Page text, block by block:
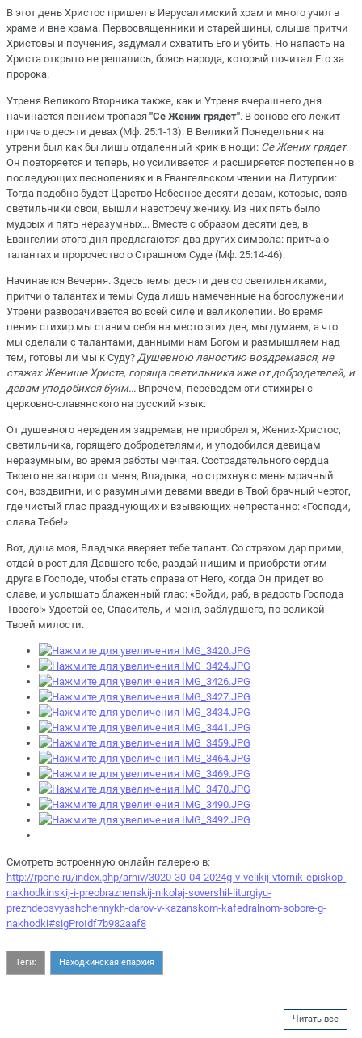
В этот день Христос пришел в Иерусалимский храм и много учил в
храме и вне храма. Первосвященники и старейшины, слыша притчи
Христовы и поучения, задумали схватить Его и убить. Но напасть на
Христа открыто не решались, боясь народа, который почитал Его за
пророка.
Утреня Великого Вторника также, как и Утреня вчерашнего дня
начинается пением тропаря "Се Жених грядет". В основе его лежит
притча о десяти девах (Мф. 25:1-13). В Великий Понедельник на
утрени был как бы лишь отдаленный крик в нощи: Се Жених грядет.
Он повторяется и теперь, но усиливается и расширяется постепенно в
последующих песнопениях и в Евангельском чтении на Литургии:
Тогда подобно будет Царство Небесное десяти девам, которые, взяв
светильники свои, вышли навстречу жениху. Из них пять было
мудрых и пять неразумных... Вместе с образом десяти дев, в
Евангелии этого дня предлагаются два других символа: притча о
талантах и пророчество о Страшном Суде (Мф. 25:14-46).
Начинается Вечерня. Здесь темы десяти дев со светильниками,
притчи о талантах и темы Суда лишь намеченные на богослужении
Утрени разворачивается во всей силе и великолепии. Во время
пения стихир мы ставим себя на место этих дев, мы думаем, а что
мы сделали с талантами, данными нам Богом и размышляем над
тем, готовы ли мы к Суду? Душевною леностию воздремався, не
стяжах Женише Христе, горяща светильника иже от добродетелей, и
девам уподобихся буим... Впрочем, переведем эти стихиры с
церковно-славянского на русский язык:
От душевного нерадения задремав, не приобрел я, Жених-Христос,
светильника, горящего добродетелями, и уподобился девицам
неразумным, во время работы мечтая. Сострадательного сердца
Твоего не затвори от меня, Владыка, но стряхнув с меня мрачный
сон, воздвигни, и с разумными девами введи в Твой брачный чертог,
где чистый глас празднующих и взывающих непрестанно: «Господи,
слава Тебе!»
Вот, душа моя, Владыка вверяет тебе талант. Со страхом дар прими,
отдай в рост для Давшего тебе, раздай нищим и приобрети этим
друга в Господе, чтобы стать справа от Него, когда Он придет во
славе, и услышать блаженный глас: «Войди, раб, в радость Господа
Твоего!» Удостой ее, Спаситель, и меня, заблудшего, по великой
Твоей милости.
Смотреть встроенную онлайн галерею в:
http://rpcne.ru/index.php/arhiv/3020-30-04-2024g-v-velikij-vtornik-episkop-
nakhodkinskij-i-preobrazhenskij-nikolaj-sovershil-liturgiyu-
prezhdeosvyashchennykh-darov-v-kazanskom-kafedralnom-sobore-g-
nakhodki#sigProIdf7b982aaf8
Теги: Находкинская епархия
Читать все